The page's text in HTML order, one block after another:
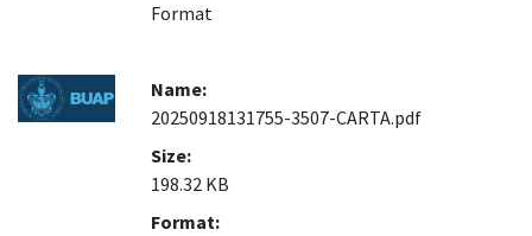
Format
Name:
20250918131755-3507-CARTA.pdf
Size:
198.32 KB
Format: